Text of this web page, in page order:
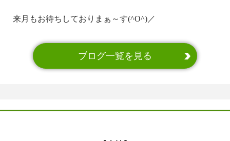
来月もお待ちしておりまぁ～す(^O^)／
ブログ一覧を見る